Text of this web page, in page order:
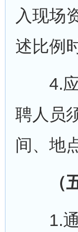
入现场
述比例
4.应
聘人员
间、地
（五
1.通